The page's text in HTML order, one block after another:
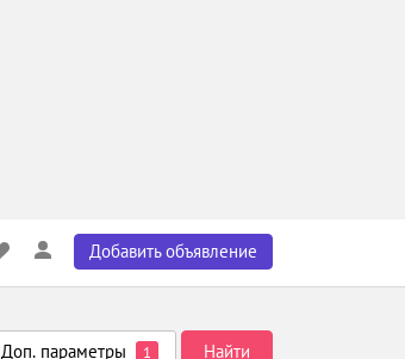
Добавить объявление
Доп. параметры 1 Найти